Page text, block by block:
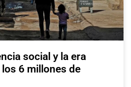
social y la era
6 millones de